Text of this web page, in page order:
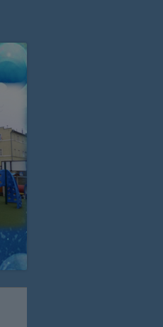
Sióstr